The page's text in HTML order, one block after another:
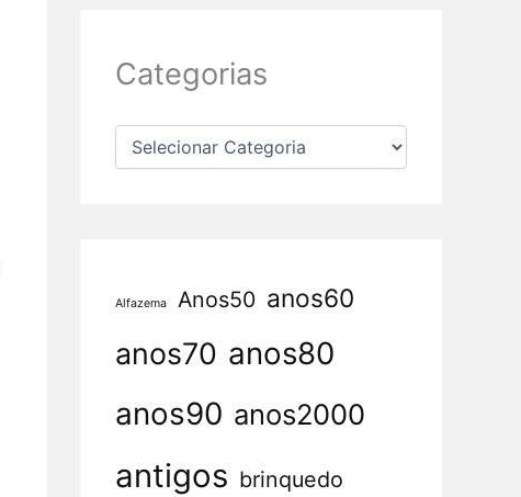
Categorias
Alfazema Anos50 anos60
anos70 anos80
anos90 anos2000
antigos brinquedo